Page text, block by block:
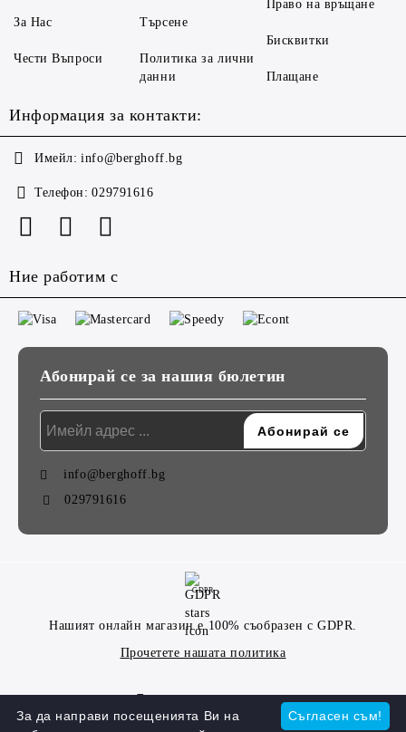
За Нас
Чести Въпроси
Търсене
Политика за лични
данни
Право на връщане
Бисквитки
Плащане
Информация за контакти:
Имейл: info@berghoff.bg
Телефон: 029791616
Ние работим с
Абонирай се за нашия бюлетин
info@berghoff.bg
029791616
GDPR
Нашият онлайн магазин е 100% съобразен с GDPR.
Прочетете нашата политика
Съгласен съм!
За да направи посещенията Ви на